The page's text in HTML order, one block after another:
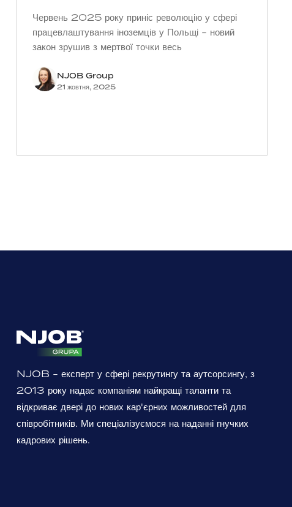
Червень 2025 року приніс революцію у сфері
працевлаштування іноземців у Польщі - новий
закон зрушив з мертвої точки весь
NJOB Group
21 жовтня, 2025
NJOB - експерт у сфері рекрутингу та аутсорсингу, з
2013 року надає компаніям найкращі таланти та
відкриває двері до нових кар'єрних можливостей для
співробітників. Ми спеціалізуємося на наданні гнучких
кадрових рішень.